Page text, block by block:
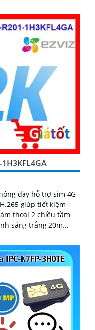
1H3KFL4GA
dây hỗ trợ sim 4G
giúp tiết kiệm
thoại 2 chiều tầm
sáng trắng 20m
minh và cảnh báo
công trình kho hàng,